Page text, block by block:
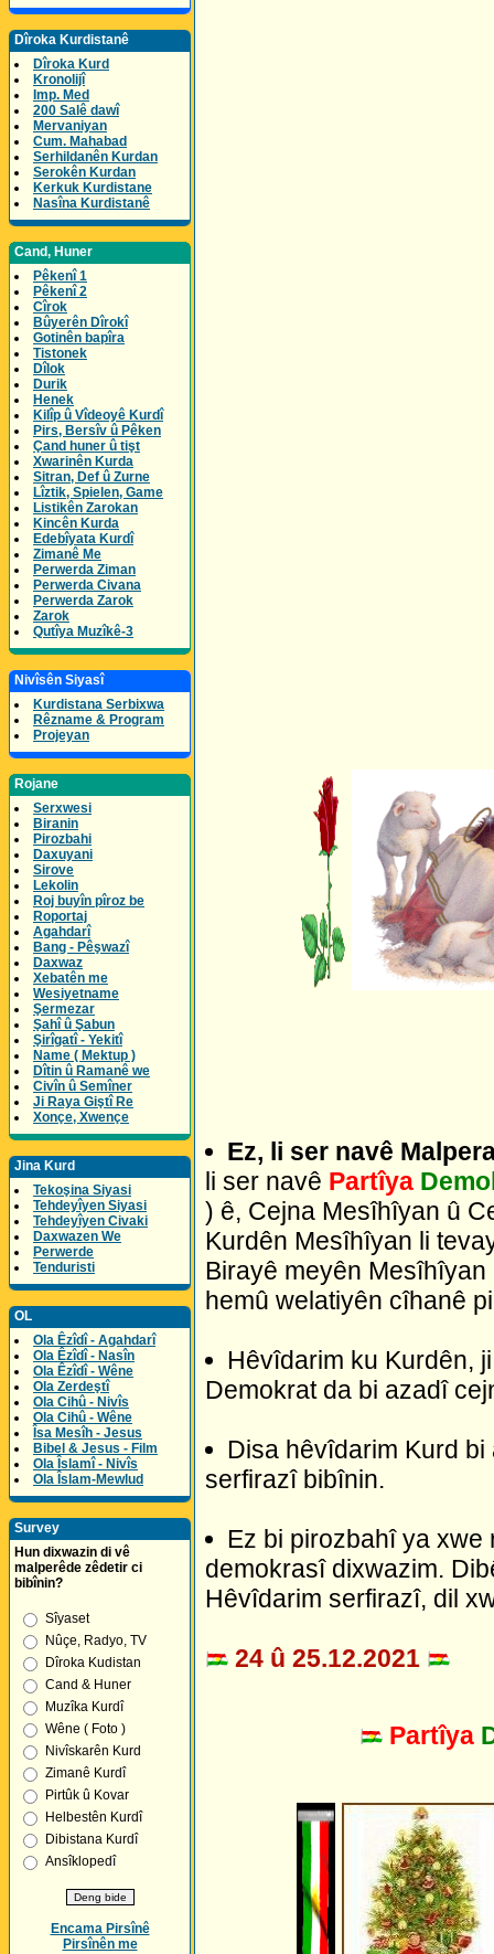
Dîroka Kurdistanê
Dîroka Kurd
Kronolijî
Imp. Med
200 Salê dawî
Mervaniyan
Cum. Mahabad
Serhildanên Kurdan
Serokên Kurdan
Kerkuk Kurdistane
Nasîna Kurdistanê
Cand, Huner
Pêkenî 1
Pêkenî 2
Cîrok
Bûyerên Dîrokî
Gotinên bapîra
Tistonek
Dîlok
Durik
Henek
Kilîp û Vîdeoyê Kurdî
Pirs, Bersîv û Pêken
Çand huner û tişt
Xwarinên Kurda
Sitran, Def û Zurne
Lîztik, Spielen, Game
Listikên Zarokan
Kincên Kurda
Edebîyata Kurdî
Zimanê Me
Perwerda Ziman
Perwerda Civana
Perwerda Zarok
Zarok
Qutîya Muzîkê-3
Nivîsên Siyasî
Kurdistana Serbixwa
Rêzname & Program
Projeyan
Rojane
Serxwesi
Biranin
Pirozbahi
Daxuyani
Sirove
Lekolin
Roj buyîn pîroz be
Roportaj
Agahdarî
Bang - Pêşwazî
Daxwaz
Xebatên me
Wesiyetname
Şermezar
Şahî û Şabun
Şirîgatî - Yekitî
Name ( Mektup )
Dîtin û Ramanê we
Civîn û Semîner
Ji Raya Giştî Re
Xonçe, Xwençe
Jina Kurd
Tekoşina Siyasi
Tehdeyîyen Siyasi
Tehdeyîyen Civaki
Daxwazen We
Perwerde
Tenduristi
OL
Ola Êzîdî - Agahdarî
Ola Êzîdî - Nasîn
Ola Êzîdî - Wêne
Ola Zerdeştî
Ola Cihû - Nivîs
Ola Cihû - Wêne
Îsa Mesîh - Jesus
Bibel & Jesus - Film
Ola Îslamî - Nivîs
Ola Îslam-Mewlud
Survey
Hun dixwazin di vê
malperêde zêdetir ci
bibînin?
Sîyaset
Nûçe, Radyo, TV
Dîroka Kudistan
Cand & Huner
Muzîka Kurdî
Wêne ( Foto )
Nivîskarên Kurd
Zimanê Kurdî
Pirtûk û Kovar
Helbestên Kurdî
Dibistana Kurdî
Ansîklopedî
Encama Pirsînê
Pirsînên me
Ez, li ser navê
li ser navê Partîya
) ê, Cejna Mesîhîyan û
Kurdên Mesîhîyan li
Birayê meyên
hemû welatiyên cîhanê
Hêvîdarim ku Kurdên,
Demokrat da bi azadî
Disa hêvîdarim Kurd
serfirazî bibînin.
Ez bi pirozbahî ya
demokrasî dixwazim.
Hêvîdarim serfirazî, dil
24 û 25.12.2021
Partîya